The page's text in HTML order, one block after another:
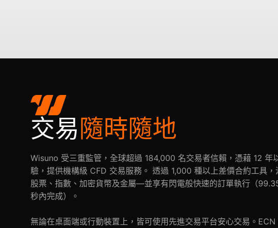
交易隨時隨地
Wisuno 受三重監管，全球超過 184,000 名交易者信賴，憑藉 12 年
驗，提供機構級 CFD 交易服務。 透過 1,000 種以上差價合約工具，
股票、指數、加密貨幣及金屬—並享有閃電般快速的訂單執行（
秒內完成）。
無論在桌面端或行動裝置上，皆可使用先進交易平台安心交易。